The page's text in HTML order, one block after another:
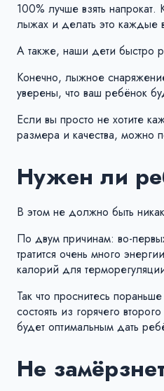
100% лучше взять
лыжах и делать это каждые
А также, наши дети быстро
Конечно, лыжное
уверены, что ваш ребёнок
Если вы просто не хотите
размера и качества, можно
Нужен ли
В этом не должно быть
По двум причинам: во-
тратится очень много
калорий для
Так что проснитесь
состоять из горячего
будет оптимальным дать
Не